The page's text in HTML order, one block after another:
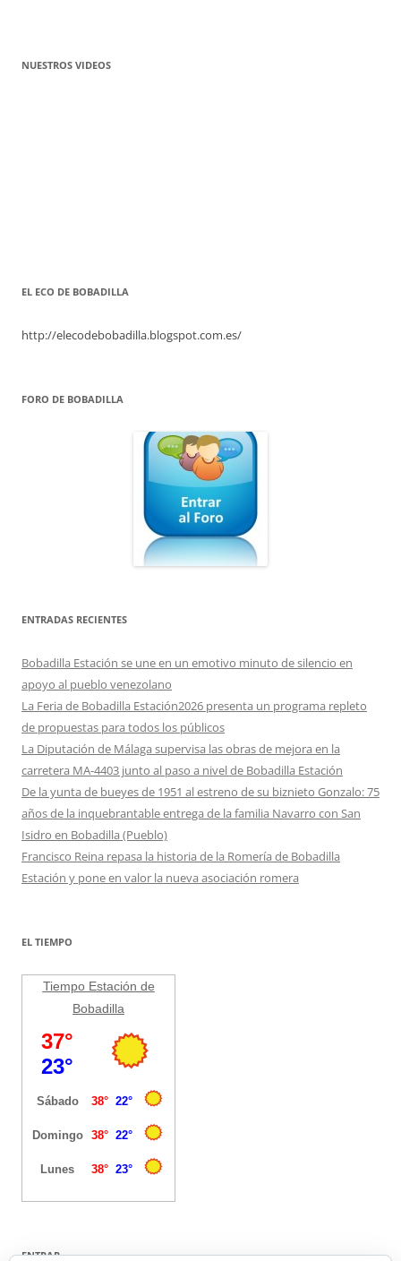
NUESTROS VIDEOS
EL ECO DE BOBADILLA
http://elecodebobadilla.blogspot.com.es/
FORO DE BOBADILLA
ENTRADAS RECIENTES
Bobadilla Estación se une en un emotivo minuto de silencio en
apoyo al pueblo venezolano
La Feria de Bobadilla Estación2026 presenta un programa repleto
de propuestas para todos los públicos
La Diputación de Málaga supervisa las obras de mejora en la
carretera MA-4403 junto al paso a nivel de Bobadilla Estación
De la yunta de bueyes de 1951 al estreno de su biznieto Gonzalo: 75
años de la inquebrantable entrega de la familia Navarro con San
Isidro en Bobadilla (Pueblo)
Francisco Reina repasa la historia de la Romería de Bobadilla
Estación y pone en valor la nueva asociación romera
EL TIEMPO
Tiempo Estación de
Bobadilla
ENTRAR